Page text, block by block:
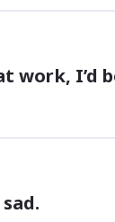
I’d be
sad.